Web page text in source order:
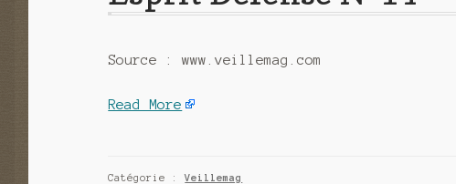
Source : www.veillemag.com
Read More
Catégorie :Veillemag